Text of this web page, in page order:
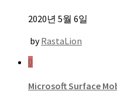
2020년 5월 6일
byRastaLion
0
Microsoft Surface